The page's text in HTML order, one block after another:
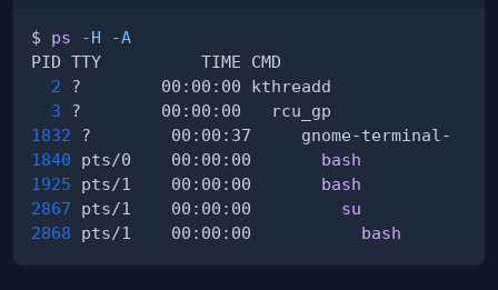
$ ps -H
-A
2
3
1832
1840 pts/0    00:00:00 bash
1925 pts/1    00:00:00 bash
2867 pts/1    00:00:00 su
2868 pts/1    00:00:00 bash